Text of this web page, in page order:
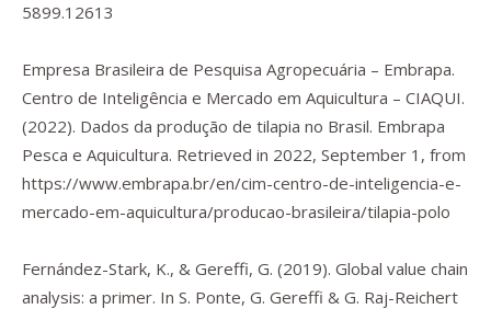
5899.12613
Empresa Brasileira de Pesquisa Agropecuária – Embrapa.
Centro de Inteligência e Mercado em Aquicultura – CIAQUI.
(2022). Dados da produção de tilapia no Brasil. Embrapa
Pesca e Aquicultura. Retrieved in 2022, September 1, from
https://www.embrapa.br/en/cim-centro-de-inteligencia-e-
mercado-em-aquicultura/producao-brasileira/tilapia-polo
Fernández-Stark, K., & Gereffi, G. (2019). Global value chain
analysis: a primer. In S. Ponte, G. Gereffi & G. Raj-Reichert